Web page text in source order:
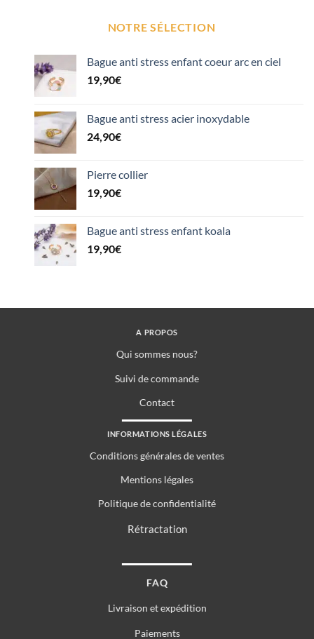
NOTRE SÉLECTION
Bague anti stress enfant coeur arc en ciel
19,90€
Bague anti stress acier inoxydable
24,90€
Pierre collier
19,90€
Bague anti stress enfant koala
19,90€
A PROPOS
Qui sommes nous?
Suivi de commande
Contact
INFORMATIONS LÉGALES
Conditions générales de ventes
Mentions légales
Politique de confidentialité
Rétractation
FAQ
Livraison et expédition
Paiements